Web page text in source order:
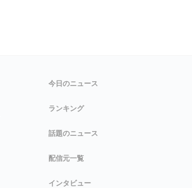
今日のニュース
ランキング
話題のニュース
配信元一覧
インタビュー